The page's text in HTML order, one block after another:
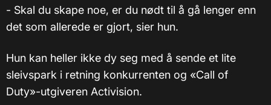
- Skal du skape noe, er du nødt til å gå lenger enn
det som allerede er gjort, sier hun.
Hun kan heller ikke dy seg med å sende et lite
sleivspark i retning konkurrenten og «Call of
Duty»-utgiveren Activision.